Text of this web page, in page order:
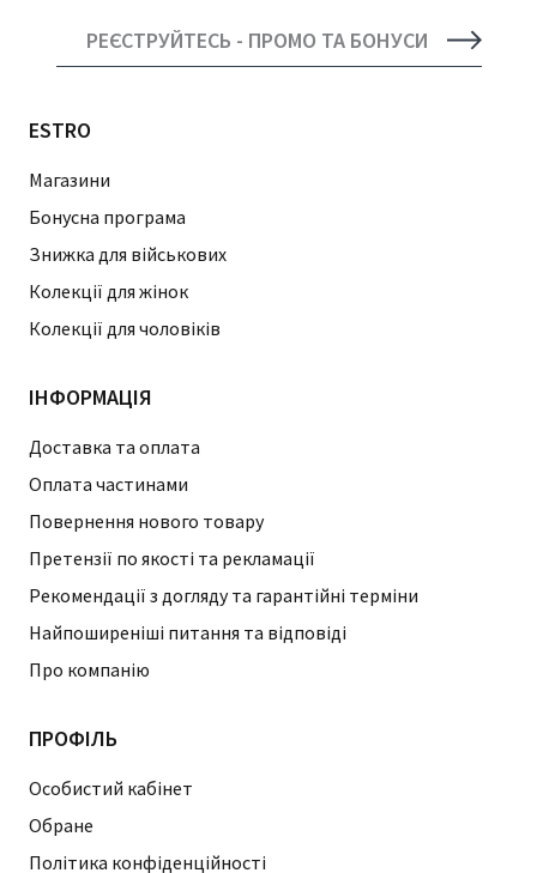
РЕЄСТРУЙТЕСЬ - ПРОМО ТА БОНУСИ
ESTRO
Магазини
Бонусна програма
Знижка для військових
Колекції для жінок
Колекції для чоловіків
ІНФОРМАЦІЯ
Доставка та оплата
Оплата частинами
Повернення нового товару
Претензії по якості та рекламації
Рекомендації з догляду та гарантійні терміни
Найпоширеніші питання та відповіді
Про компанію
ПРОФІЛЬ
Особистий кабінет
Обране
Політика конфіденційності